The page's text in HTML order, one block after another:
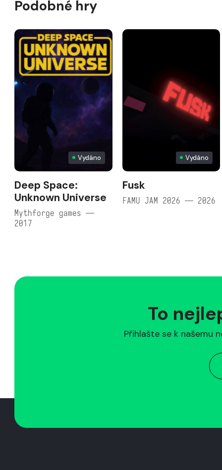
Podobné hry
Vydáno
Deep Space:
Unknown Universe
Mythforge games —
2017
Vydáno
Fusk
FAMU JAM 2026 — 2026
To
Přihlašte se k našemu